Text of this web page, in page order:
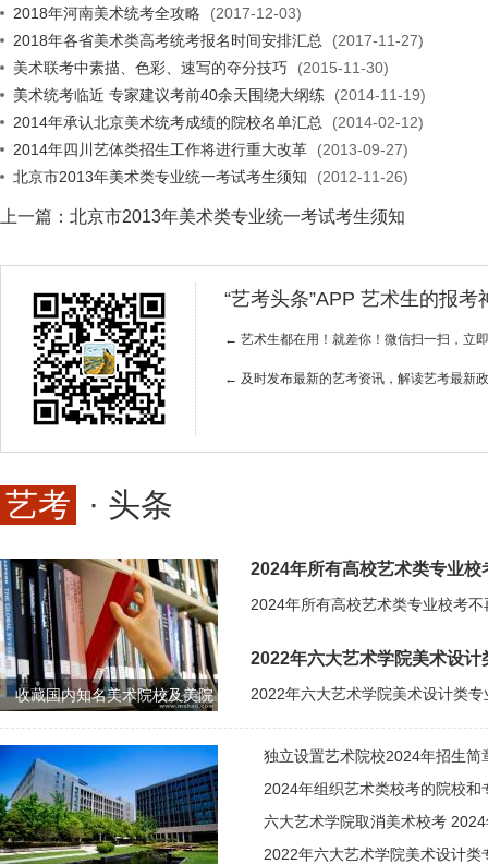
2018年河南美术统考全攻略
(2017-12-03)
2018年各省美术类高考统考报名时间安排汇总
(2017-11-27)
美术联考中素描、色彩、速写的夺分技巧
(2015-11-30)
美术统考临近 专家建议考前40余天围绕大纲练
(2014-11-19)
2014年承认北京美术统考成绩的院校名单汇总
(2014-02-12)
2014年四川艺体类招生工作将进行重大改革
(2013-09-27)
北京市2013年美术类专业统一考试考生须知
(2012-11-26)
上一篇： 北京市2013年美术类专业统一考试考生须知
“艺考头条”APP 艺术生的报
← 艺术生都在用！就差你！微信扫一扫，立
← 及时发布最新的艺考资讯，解读艺考最新
艺考 · 头条
收藏国内知名美术院校及美院
2024年所有高校艺术类专业
2022年六大艺术学院美术设
独立设置艺术院校2024年招生简
2024年组织艺术类校考的院校
六大艺术学院取消美术校考
2022年六大艺术学院美术设计类